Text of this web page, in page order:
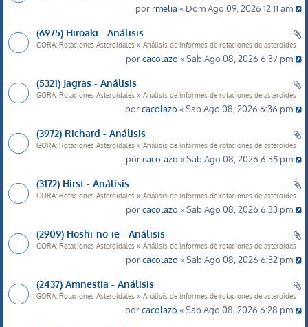
por rmelia « Dom Ago 09, 2026 12:11 am
(6975) Hiroaki - Análisis
GORA: Rotaciones Asteroidales » Análisis de informes de rotaciones de asteroides
porcacolazo « Sab Ago 08, 2026 6:37 pm
(5321) Jagras - Análisis
GORA: Rotaciones Asteroidales » Análisis de informes de rotaciones de asteroides
porcacolazo « Sab Ago 08, 2026 6:36 pm
(3972) Richard - Análisis
GORA: Rotaciones Asteroidales » Análisis de informes de rotaciones de asteroides
porcacolazo « Sab Ago 08, 2026 6:35 pm
(3172) Hirst - Análisis
GORA: Rotaciones Asteroidales » Análisis de informes de rotaciones de asteroides
porcacolazo « Sab Ago 08, 2026 6:33 pm
(2909) Hoshi-no-ie - Análisis
GORA: Rotaciones Asteroidales » Análisis de informes de rotaciones de asteroides
porcacolazo « Sab Ago 08, 2026 6:32 pm
(2437) Amnestia - Análisis
GORA: Rotaciones Asteroidales » Análisis de informes de rotaciones de asteroides
porcacolazo « Sab Ago 08, 2026 6:28 pm